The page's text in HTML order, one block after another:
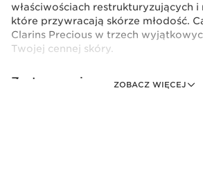
ZOBACZ WIĘCEJ
właściwościach restrukturyzujących i
które przywracają skórze młodość.
Clarins Precious w trzech
Twojej cennej skóry.
Zestaw zawiera: